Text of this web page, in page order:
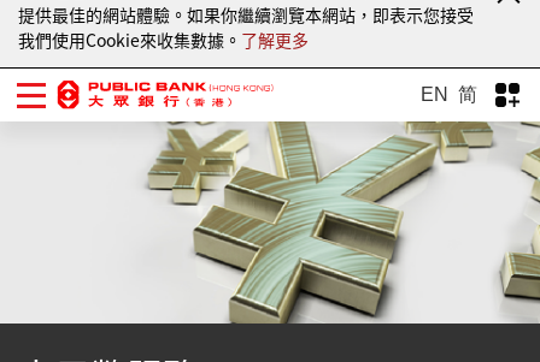
提供最佳的網站體驗。如果你繼續瀏覽本網站，即表示您接受
我們使用Cookie來收集數據。 了解更多
EN 简